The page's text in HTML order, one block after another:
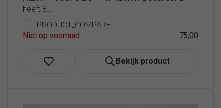
heeft 8...
PRODUCT_COMPARE
Niet op voorraad
75,00
Bekijk product